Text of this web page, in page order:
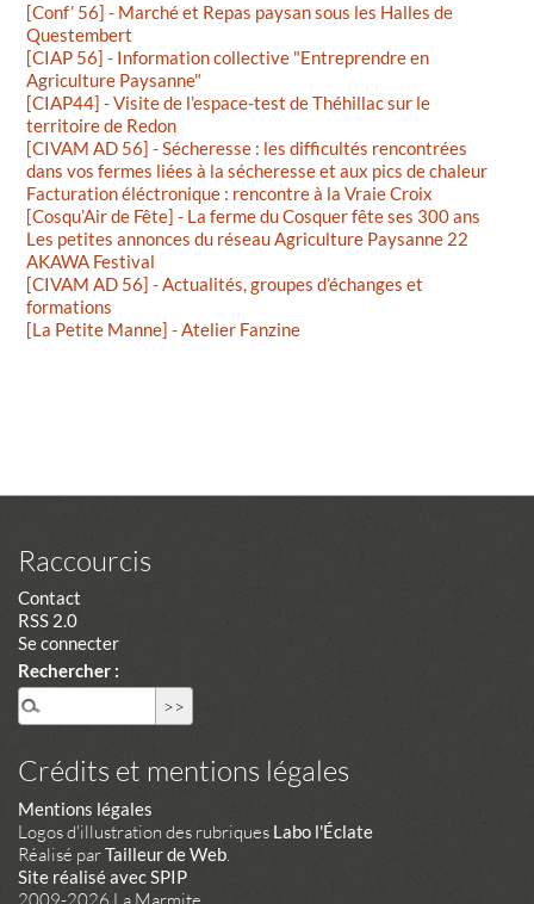
[Conf’ 56] - Marché et Repas paysan sous les Halles de
Questembert
[CIAP 56] - Information collective "Entreprendre en
Agriculture Paysanne"
[CIAP44] - Visite de l’espace-test de Théhillac sur le
territoire de Redon
[CIVAM AD 56] - Sécheresse : les difficultés rencontrées
dans vos fermes liées à la sécheresse et aux pics de chaleur
Facturation éléctronique : rencontre à la Vraie Croix
[Cosqu’Air de Fête] - La ferme du Cosquer fête ses 300 ans
Les petites annonces du réseau Agriculture Paysanne 22
AKAWA Festival
[CIVAM AD 56] - Actualités, groupes d’échanges et
formations
[La Petite Manne] - Atelier Fanzine
Raccourcis
Contact
RSS 2.0
Se connecter
Rechercher :
Crédits et mentions légales
Mentions légales
Logos d'illustration des rubriques Labo l'Éclate
Réalisé parTailleur de Web
Site réalisé avec SPIP
2009-2026 La Marmite